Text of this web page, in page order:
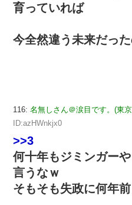
育っていれば
今全然違う未来だっ
116: 名無しさん＠涙目です。(東
ID:azHWnkjx0
>>3
何十年もジミンガー
言うなｗ
そもそも失政に何年